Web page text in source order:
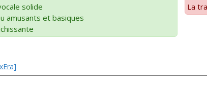
solide
amusants et basiques
La